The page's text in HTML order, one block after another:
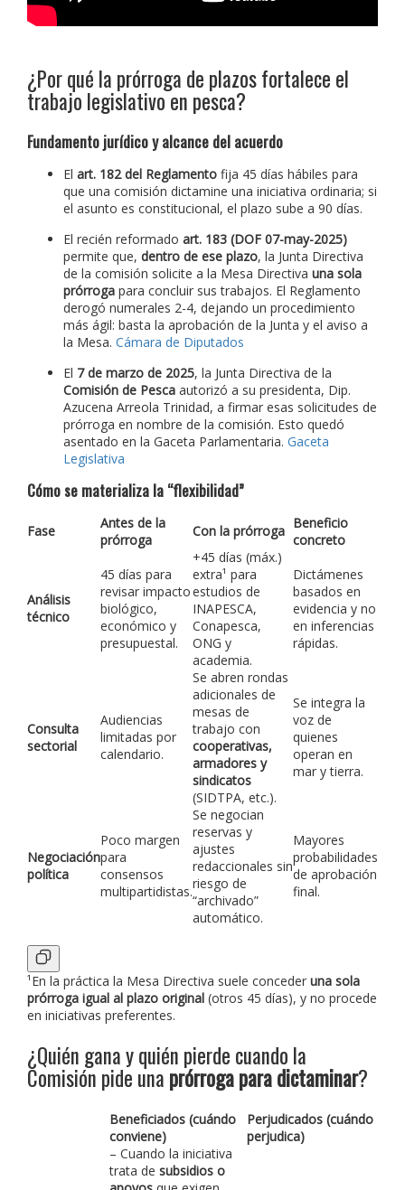
¿Por qué la prórroga de plazos fortalece el
trabajo legislativo en pesca?
Fundamento jurídico y alcance del acuerdo
El art. 182 del Reglamento fija 45 días hábiles para
que una comisión dictamine una iniciativa ordinaria; si
el asunto es constitucional, el plazo sube a 90 días.
El recién reformado art. 183 (DOF 07-may-2025)
permite que, dentro de ese plazo, la Junta Directiva
de la comisión solicite a la Mesa Directiva una sola
prórroga para concluir sus trabajos. El Reglamento
derogó numerales 2-4, dejando un procedimiento
más ágil: basta la aprobación de la Junta y el aviso a
la Mesa. Cámara de Diputados
El 7 de marzo de 2025, la Junta Directiva de la
Comisión de Pesca autorizó a su presidenta, Dip.
Azucena Arreola Trinidad, a firmar esas solicitudes de
prórroga en nombre de la comisión. Esto quedó
asentado en la Gaceta Parlamentaria. Gaceta
Legislativa
Cómo se materializa la “flexibilidad”
Fase
Antes de la
prórroga
Con la prórroga Beneficio
concreto
Análisis
técnico
45 días para
revisar impacto
biológico,
económico y
presupuestal.
+45 días (máx.)
extra¹ para
estudios de
INAPESCA,
Conapesca,
ONG y
academia.
Dictámenes
basados en
evidencia y no
en inferencias
rápidas.
Consulta
sectorial
Audiencias
limitadas por
calendario.
Se abren rondas
adicionales de
mesas de
trabajo con
cooperativas,
armadores y
sindicatos
(SIDTPA, etc.).
Se integra la
voz de
quienes
operan en
mar y tierra.
Negociación
política
Poco margen
para
consensos
multipartidistas.
Se negocian
reservas y
ajustes
redaccionales sin
riesgo de
“archivado”
automático.
Mayores
probabilidades
de aprobación
final.
¹En la práctica la Mesa Directiva suele conceder una sola
prórroga igual al plazo original (otros 45 días), y no procede
en iniciativas preferentes.
¿Quién gana y quién pierde cuando la
Comisión pide una prórroga para dictaminar?
Beneficiados (cuándo
conviene)
Perjudicados (cuándo
perjudica)
– Cuando la iniciativa
trata de subsidios o